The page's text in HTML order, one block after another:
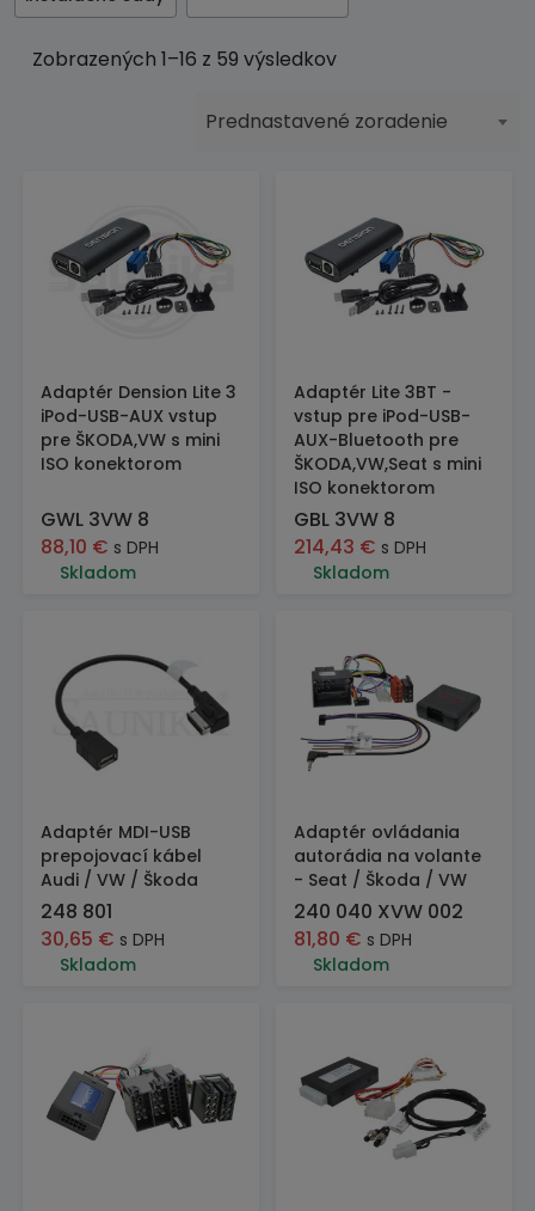
Zobrazených 1–16 z 59 výsledkov
Prednastavené zoradenie
Adaptér Dension Lite 3
iPod-USB-AUX vstup
pre ŠKODA,VW s mini
ISO konektorom
GWL 3VW 8
88,10 € s DPH
Skladom
Adaptér Lite 3BT -
vstup pre iPod-USB-
AUX-Bluetooth pre
ŠKODA,VW,Seat s mini
ISO konektorom
GBL 3VW 8
214,43 € s DPH
Skladom
Adaptér MDI-USB
prepojovací kábel
Audi / VW / Škoda
248 801
30,65 € s DPH
Skladom
Adaptér ovládania
autorádia na volante
- Seat / Škoda / VW
240 040 XVW 002
81,80 € s DPH
Skladom